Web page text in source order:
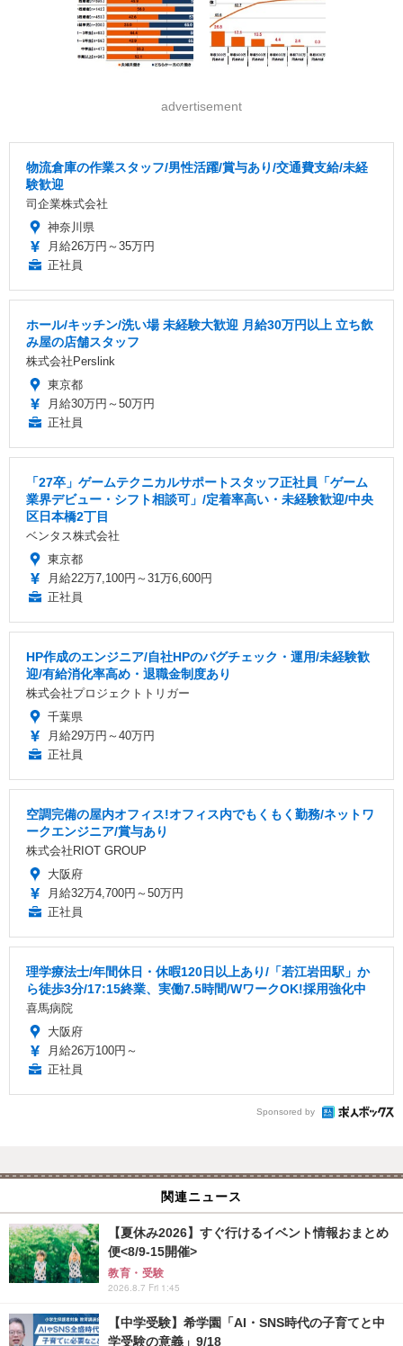
advertisement
物流倉庫の作業スタッフ/男性活躍/賞与あり/交通費支給/未経
験歓迎
司企業株式会社
神奈川県
月給26万円～35万円
正社員
ホール/キッチン/洗い場 未経験大歓迎 月給30万円以上 立ち飲
み屋の店舗スタッフ
株式会社Perslink
東京都
月給30万円～50万円
正社員
「27卒」ゲームテクニカルサポートスタッフ正社員「ゲーム
業界デビュー・シフト相談可」/定着率高い・未経験歓迎/中央
区日本橋2丁目
ベンタス株式会社
東京都
月給22万7,100円～31万6,600円
正社員
HP作成のエンジニア/自社HPのバグチェック・運用/未経験歓
迎/有給消化率高め・退職金制度あり
株式会社プロジェクトトリガー
千葉県
月給29万円～40万円
正社員
空調完備の屋内オフィス!オフィス内でもくもく勤務/ネットワ
ークエンジニア/賞与あり
株式会社RIOT GROUP
大阪府
月給32万4,700円～50万円
正社員
理学療法士/年間休日・休暇120日以上あり/「若江岩田駅」か
ら徒歩3分/17:15終業、実働7.5時間/WワークOK!採用強化中
喜馬病院
大阪府
月給26万100円～
正社員
Sponsored by
関連ニュース
【夏休み2026】すぐ行けるイベント情報おまとめ
便<8/9-15開催>
教育・受験
2026.8.7 Fri 1:45
【中学受験】希学園「AI・SNS時代の子育てと中
学受験の意義」9/18